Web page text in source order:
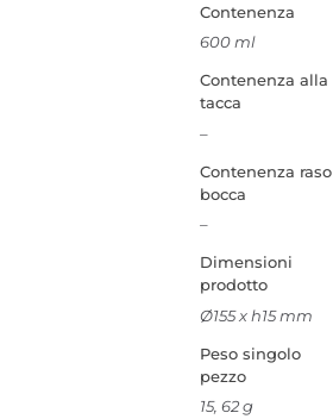
Contenenza
600 ml
Contenenza alla
tacca
–
Contenenza raso
bocca
–
Dimensioni
prodotto
Ø155 x h15 mm
Peso singolo
pezzo
15, 62 g